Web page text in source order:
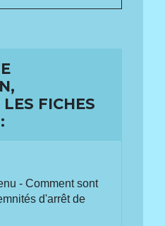
FICHES
- Comment sont
d'arrêt de